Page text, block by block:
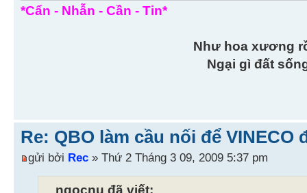
*Cẩn - Nhẫn - Cần - Tin*
Như hoa xương
Ngại gì đất
Re: QBO làm cầu nối để VINECO
gửi bởi Rec » Thứ 2 Tháng 3 09, 2009 5:37 pm
ngocnu đã viết: